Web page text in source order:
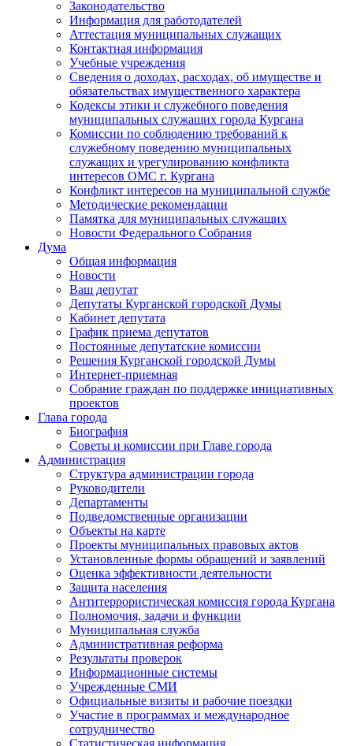
Законодательство
Информация для работодателей
Аттестация муниципальных служащих
Контактная информация
Учебные учреждения
Сведения о доходах, расходах, об имуществе и
обязательствах имущественного характера
Кодексы этики и служебного поведения
муниципальных служащих города Кургана
Комиссии по соблюдению требований к
служебному поведению муниципальных
служащих и урегулированию конфликта
интересов ОМС г. Кургана
Конфликт интересов на муниципальной службе
Методические рекомендации
Памятка для муниципальных служащих
Новости Федерального Cобрания
Дума
Общая информация
Новости
Ваш депутат
Депутаты Курганской городской Думы
Кабинет депутата
График приема депутатов
Постоянные депутатские комиссии
Решения Курганской городской Думы
Интернет-приемная
Собрание граждан по поддержке инициативных
проектов
Глава города
Биография
Советы и комиссии при Главе города
Администрация
Структура администрации города
Руководители
Департаменты
Подведомственные организации
Объекты на карте
Проекты муниципальных правовых актов
Установленные формы обращений и заявлений
Оценка эффективности деятельности
Защита населения
Антитеррористическая комиссия города Кургана
Полномочия, задачи и функции
Муниципальная служба
Административная реформа
Результаты проверок
Информационные системы
Учрежденные СМИ
Официальные визиты и рабочие поездки
Участие в программах и международное
сотрудничество
Статистическая информация